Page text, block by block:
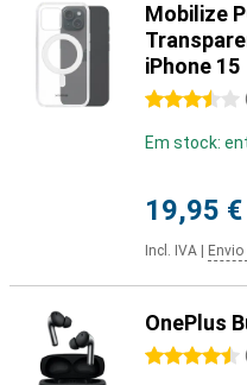
Mobilize
iPhone 15
3.5 estrelas (
Em stock:
19,95 €
Incl. IVA
OnePlus
4.5 estrelas (